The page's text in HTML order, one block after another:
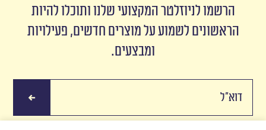
הרשמו לניוזלטר המקצועי שלנו ותוכלו להיות
הראשונים לשמוע על מוצרים חדשים, פעילויות
ומבצעים.